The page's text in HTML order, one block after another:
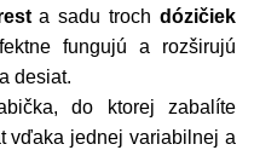
a sadu troch dózičiek
fungujú a rozširujú
desiat.
do ktorej zabalíte
vďaka jednej variabilnej a